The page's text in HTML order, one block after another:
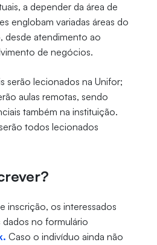
a depender da área de
englobam variadas áreas do
desde atendimento ao
de negócios.
serão lecionados na Unifor;
aulas remotas, sendo
também na instituição.
todos lecionados
inscrição, os interessados
no formulário
Caso o indivíduo ainda não